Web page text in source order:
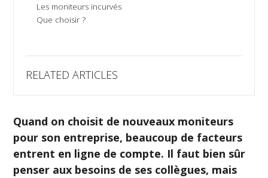
Les moniteurs incurvés
Que choisir ?
RELATED ARTICLES
Quand on choisit de nouveaux moniteurs
pour son entreprise, beaucoup de facteurs
entrent en ligne de compte. Il faut bien sûr
penser aux besoins de ses collègues, mais